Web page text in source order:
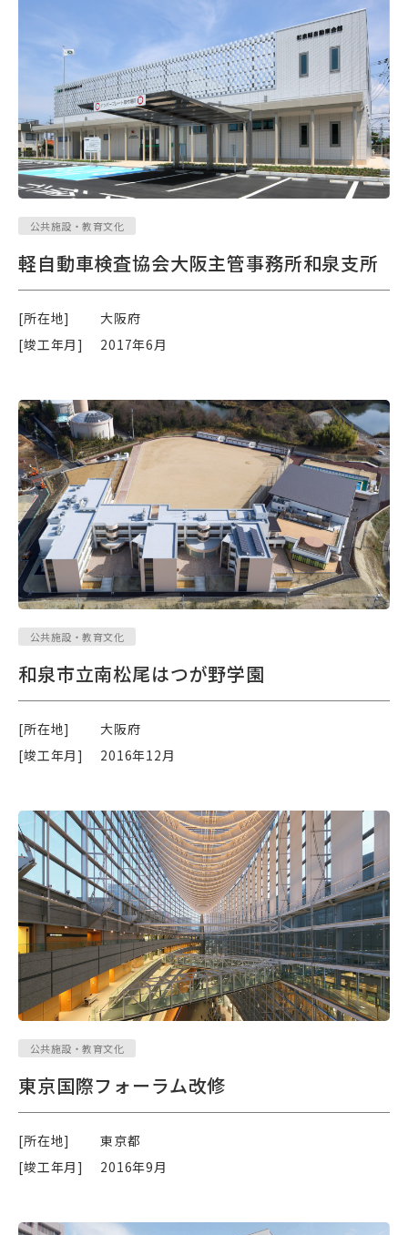
公共施設・教育文化
軽自動車検査協会大阪主管事務所和泉支所
[所在地]
大阪府
[竣工年月]
2017年6月
公共施設・教育文化
和泉市立南松尾はつが野学園
[所在地]
大阪府
[竣工年月]
2016年12月
公共施設・教育文化
東京国際フォーラム改修
[所在地]
東京都
[竣工年月]
2016年9月